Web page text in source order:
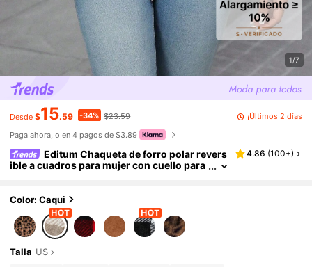
1/7
Desde $15.59 -34% $23.59
¡Últimos 2 días
Paga ahora, o en 4 pagos de $3.89
Editum Chaqueta de forro polar revers
ible a cuadros para mujer con cuello para
4.86 (100+)
Color: Caqui
Talla US